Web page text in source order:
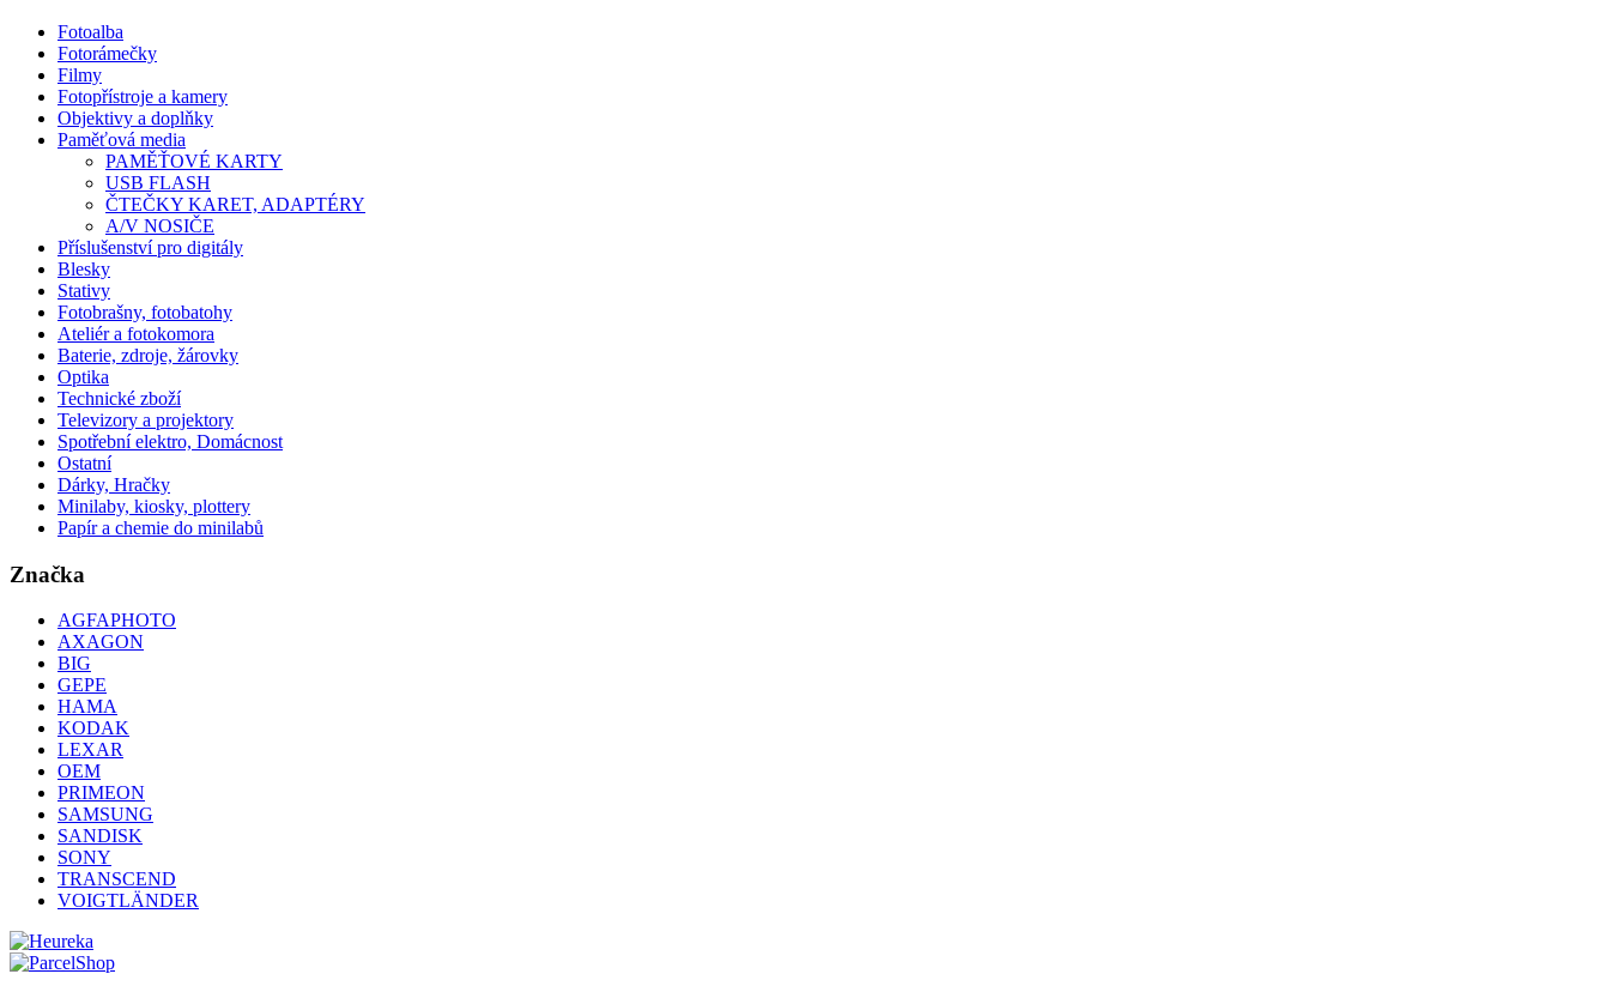
Fotoalba
Fotorámečky
Filmy
Fotopřístroje a kamery
Objektivy a doplňky
Paměťová media
PAMĚŤOVÉ KARTY
USB FLASH
ČTEČKY KARET, ADAPTÉRY
A/V NOSIČE
Příslušenství pro digitály
Blesky
Stativy
Fotobrašny, fotobatohy
Ateliér a fotokomora
Baterie, zdroje, žárovky
Optika
Technické zboží
Televizory a projektory
Spotřební elektro, Domácnost
Ostatní
Dárky, Hračky
Minilaby, kiosky, plottery
Papír a chemie do minilabů
Značka
AGFAPHOTO
AXAGON
BIG
GEPE
HAMA
KODAK
LEXAR
OEM
PRIMEON
SAMSUNG
SANDISK
SONY
TRANSCEND
VOIGTLÄNDER